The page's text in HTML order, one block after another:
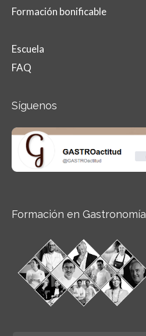
Formación bonificable
Escuela
FAQ
Síguenos
Formación en Gastronomía